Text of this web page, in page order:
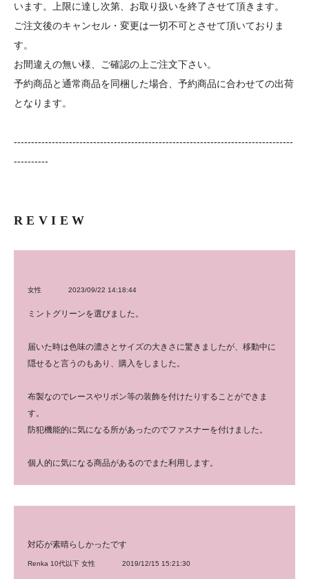
います。上限に達し次第、お取り扱いを終了させて頂きます。
ご注文後のキャンセル・変更は一切不可とさせて頂いておりま
す。
お間違えの無い様、ご確認の上ご注文下さい。
予約商品と通常商品を同梱した場合、予約商品に合わせての出荷
となります。
---------------------------------------------------------------------------------
----------
REVIEW
女性 2023/09/22 14:18:44
ミントグリーンを選びました。
届いた時は色味の濃さとサイズの大きさに驚きましたが、移動中に
隠せると言うのもあり、購入をしました。
布製なのでレースやリボン等の装飾を付けたりすることができま
す。
防犯機能的に気になる所があったのでファスナーを付けました。
個人的に気になる商品があるのでまた利用します。
対応が素晴らしかったです
Renka 10代以下 女性 2019/12/15 15:21:30